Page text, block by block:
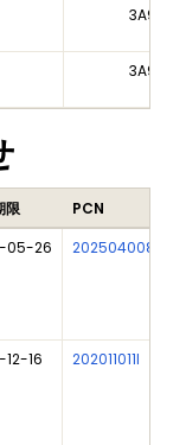
限 PCN
05-26 202504008I
16 202011011I